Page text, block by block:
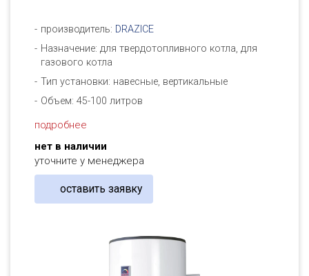
производитель: DRAZICE
Назначение: для твердотопливного котла, для
газового котла
Тип установки: навесные, вертикальные
Объем: 45-100 литров
подробнее
нет в наличии
уточните у менеджера
оставить заявку